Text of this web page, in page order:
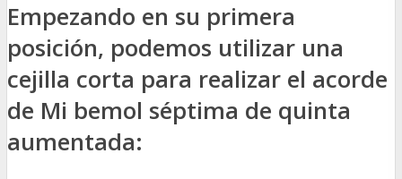
Empezando en su primera
posición, podemos utilizar una
cejilla corta para realizar el acorde
de Mi bemol séptima de quinta
aumentada: